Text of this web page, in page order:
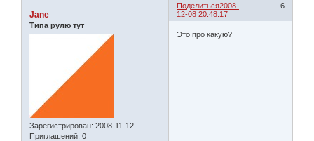
Поделиться 6
2008-
12-08 20:48:17
Jane
Типа рулю тут
Зарегистрирован: 2008-11-12
Приглашений: 0
Это про какую?